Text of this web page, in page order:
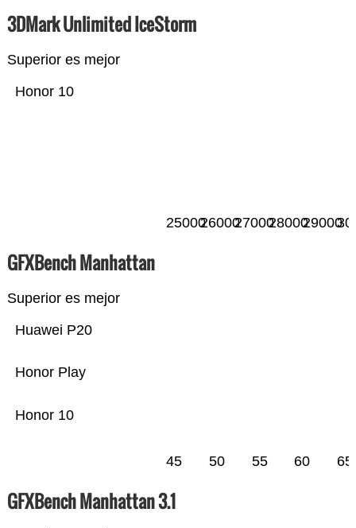
3DMark Unlimited IceStorm
Superior es mejor
Honor 10
2500026000270002800029000
GFXBench Manhattan
Superior es mejor
Honor 10
Honor Play
Huawei P20
45 50 55 60 65
GFXBench Manhattan 3.1